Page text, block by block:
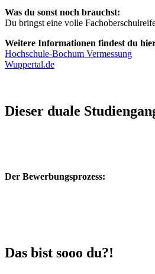
Was du sonst noch brauchst:
Du bringst eine volle
Weitere Informationen findest du
Hochschule-Bochum Vermessung
Wuppertal.de
Dieser duale
Der Bewerbungsprozess:
Das bist sooo du?!